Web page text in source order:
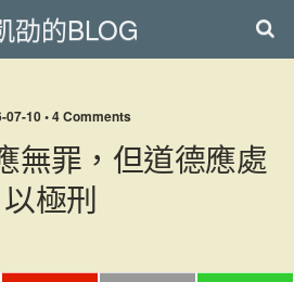
劭的BLOG
07-10 • 4 Comments
無罪，但道德應處
以極刑